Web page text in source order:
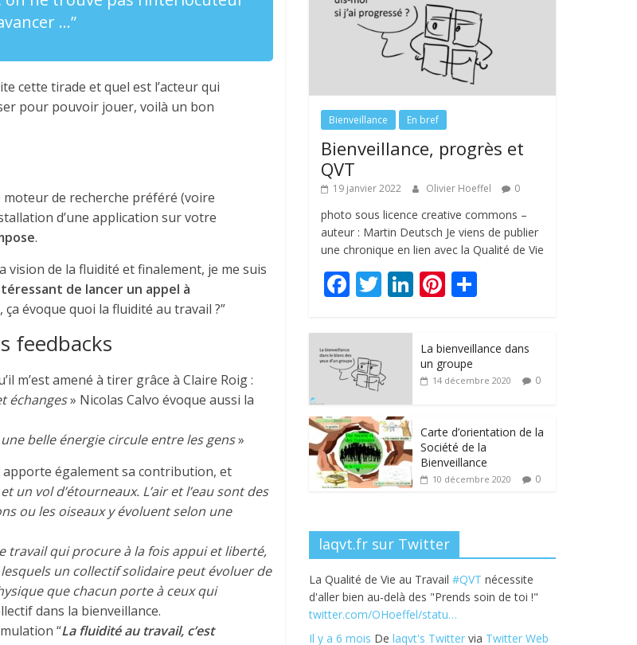
…”
cette tirade et quel est l’acteur qui
pour pouvoir jouer, voilà un bon
moteur de recherche préféré (voire
d’une application sur votre
.
vision de la fluidité et finalement, je me suis
de lancer un appel à
évoque quoi la fluidité au travail ?”
feedbacks
m’est amené à tirer grâce à Claire Roig :
échanges» Nicolas Calvo évoque aussi la
belle énergie circule entre les gens»
apporte également sa contribution, et
un vol d’étourneaux. L’air et l’eau sont des
ou les oiseaux y évoluent selon une
travail qui procure à la fois appui et liberté,
un collectif solidaire peut évoluer de
que chacun porte à ceux qui
dans la bienveillance.
“La fluidité au travail, c’est
Bienveillance En bref
Bienveillance, progrès et
QVT
19 janvier 2022 Olivier Hoeffel 0
photo sous licence creative commons –
auteur : Martin Deutsch Je viens de publier
une chronique en lien avec la Qualité de Vie
F
e
b
o
o
k
T
itt
er
Li
e
dI
Pi
e
st
g
er
La bienveillance dans
un groupe
14 décembre 2020 0
Carte d’orientation de la
Société de la
Bienveillance
10 décembre 2020 0
laqvt.fr sur Twitter
La Qualité de Vie au Travail #QVT nécessite
d'aller bien au-delà des "Prends soin de toi !"
twitter.com/OHoeffel/statu…
Il y a 6 mois De laqvt's Twitter via Twitter Web